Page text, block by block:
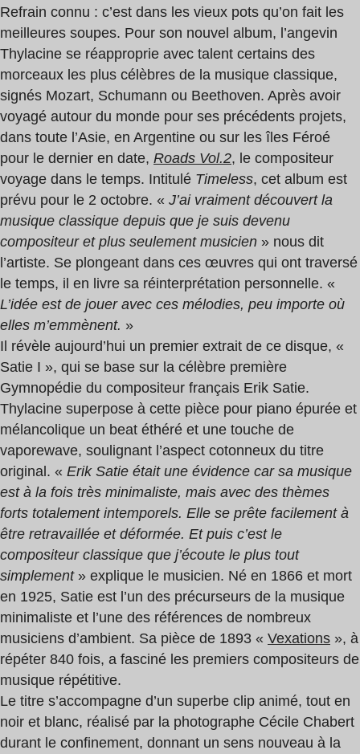
Refrain connu : c’est dans les vieux pots qu’on fait les
meilleures soupes. Pour son nouvel album, l’angevin
Thylacine se réapproprie avec talent certains des
morceaux les plus célèbres de la musique classique,
signés Mozart, Schumann ou Beethoven. Après avoir
voyagé autour du monde pour ses précédents projets,
dans toute l’Asie, en Argentine ou sur les îles Féroé
pour le dernier en date, Roads Vol.2, le compositeur
voyage dans le temps. Intitulé Timeless, cet album est
prévu pour le 2 octobre. « J’ai vraiment découvert la
musique classique depuis que je suis devenu
compositeur et plus seulement musicien » nous dit
l’artiste. Se plongeant dans ces œuvres qui ont traversé
le temps, il en livre sa réinterprétation personnelle. «
L’idée est de jouer avec ces mélodies, peu importe où
elles m’emmènent. »
Il révèle aujourd’hui un premier extrait de ce disque, «
Satie I », qui se base sur la célèbre première
Gymnopédie du compositeur français Erik Satie.
Thylacine superpose à cette pièce pour piano épurée et
mélancolique un beat éthéré et une touche de
vaporewave, soulignant l’aspect cotonneux du titre
original. « Erik Satie était une évidence car sa musique
est à la fois très minimaliste, mais avec des thèmes
forts totalement intemporels. Elle se prête facilement à
être retravaillée et déformée. Et puis c’est le
compositeur classique que j’écoute le plus tout
simplement» explique le musicien. Né en 1866 et mort
en 1925, Satie est l’un des précurseurs de la musique
minimaliste et l’une des références de nombreux
musiciens d’ambient. Sa pièce de 1893 « Vexations », à
répéter 840 fois, a fasciné les premiers compositeurs de
musique répétitive.
Le titre s’accompagne d’un superbe clip animé, tout en
noir et blanc, réalisé par la photographe Cécile Chabert
durant le confinement, donnant un sens nouveau à la